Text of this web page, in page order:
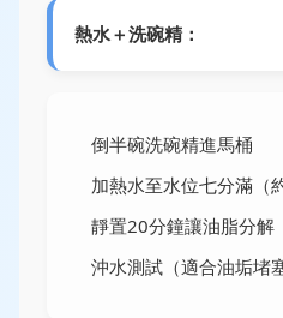
熱水＋洗碗精：
倒半碗洗碗精進馬桶
加熱水至水位七分滿（
靜置20分鐘讓油脂分解
沖水測試（適合油垢堵